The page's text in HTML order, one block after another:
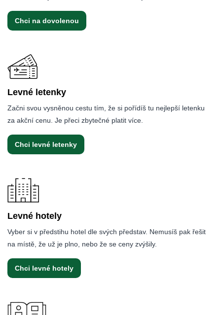
Chci na dovolenou
Levné letenky
Začni svou vysněnou cestu tím, že si pořídíš tu nejlepší letenku
za akční cenu. Je přeci zbytečné platit více.
Chci levné letenky
Levné hotely
Vyber si v předstihu hotel dle svých představ. Nemusíš pak řešit
na místě, že už je plno, nebo že se ceny zvýšily.
Chci levné hotely